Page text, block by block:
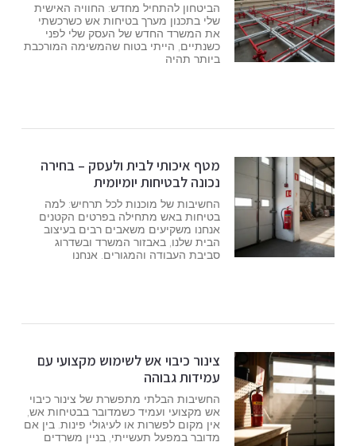
הביטחון להתחיל מחדש: החוויה האישית
שלי בתכנון מערך בטיחות אש כשרכשתי
את המשרד החדש של העסק שלי לפני
כשנתיים, הייתי בטוח שהמשימה המורכבת
ביותר תהיה
מטף איכותי לבית ולעסק – בחירה
נכונה לבטיחות יומיומית
החשיבות של מוכנות לכל תרחיש: למה
בטיחות באש מתחילה בפרטים הקטנים
אנחנו משקיעים משאבים רבים בעיצוב
הבית שלנו, באבזור המשרד ובשדרוג
סביבת העבודה והמגורים. אנחנו
צינור כיבוי אש לשימוש מקצועי עם
עמידות גבוהה
החשיבות הבלתי מתפשרת של צינור כיבוי
אש מקצועי ועמיד כשמדובר בבטיחות אש,
אין מקום לפשרות או לעיגולי פינות. בין אם
מדובר במפעל תעשייתי, בניין משרדים